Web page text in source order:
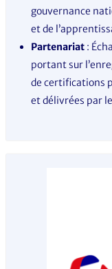
gouvernance
et de
Partenariat :
portant sur
de certifications
et délivrées par